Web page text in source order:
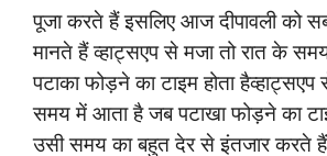
पूजा करते हैं इसलिए आज दीपावली को
मानते हैं व्हाट्सएप से मजा तो रात के
पटाका फोड़ने का टाइम होता
समय में आता है जब पटाखा फोड़ने का
उसी समय का बहुत देर से इंतजार करते